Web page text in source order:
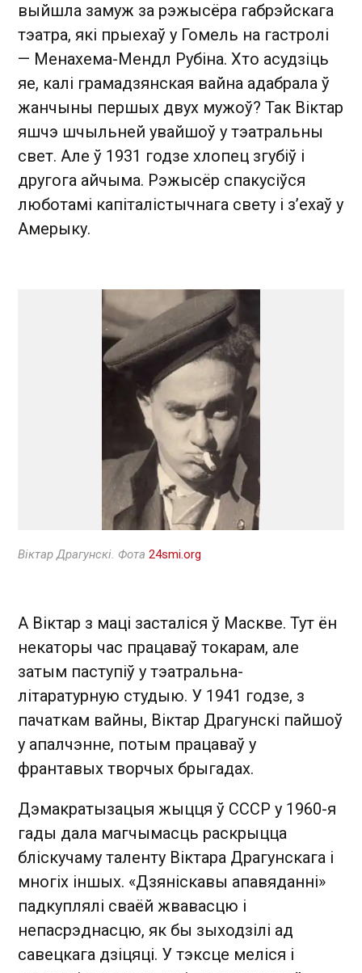
выйшла замуж за рэжысёра габрэйскага
тэатра, які прыехаў у Гомель на гастролі
— Менахема-Мендл Рубіна. Хто асудзіць
яе, калі грамадзянская вайна адабрала ў
жанчыны першых двух мужоў? Так Віктар
яшчэ шчыльней увайшоў у тэатральны
свет. Але ў 1931 годзе хлопец згубіў і
другога айчыма. Рэжысёр спакусіўся
люботамі капіталістычнага свету і з’ехаў у
Амерыку.
Віктар Драгунскі. Фота 24smi.org
А Віктар з маці засталіся ў Маскве. Тут ён
некаторы час працаваў токарам, але
затым паступіў у тэатральна-
літаратурную студыю. У 1941 годзе, з
пачаткам вайны, Віктар Драгунскі пайшоў
у апалчэнне, потым працаваў у
франтавых творчых брыгадах.
Дэмакратызацыя жыцця ў СССР у 1960-я
гады дала магчымасць раскрыцца
бліскучаму таленту Віктара Драгунскага і
многіх іншых. «Дзяніскавы апавяданні»
падкуплялі сваёй жвавасцю і
непасрэднасцю, як бы зыходзілі ад
савецкага дзіцяці. У тэксце меліся і